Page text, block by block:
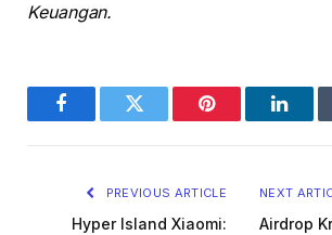
Keuangan.
FacebookTwitter Pinterest
PREVIOUS ARTICLE
Hyper Island Xiaomi:
NEXT
Airdrop